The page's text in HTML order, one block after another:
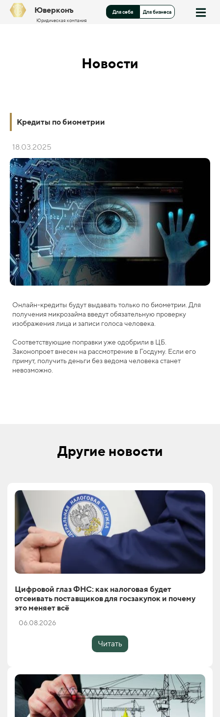
Юверконъ
Юридическая компания
Для себя Для бизнеса
Новости
Кредиты по биометрии
18.03.2025
Онлайн-кредиты будут выдавать только по биометрии. Для
получения микрозайма введут обязательную проверку
изображения лица и записи голоса человека.
Соответствующие поправки уже одобрили в ЦБ.
Законопроет внесен на рассмотрение в Госдуму. Если его
примут, получить деньги без ведома человека станет
невозможно.
Другие новости
Цифровой глаз ФНС: как налоговая будет
отсеивать поставщиков для госзакупок и почему
это меняет всё
06.08.2026
Читать